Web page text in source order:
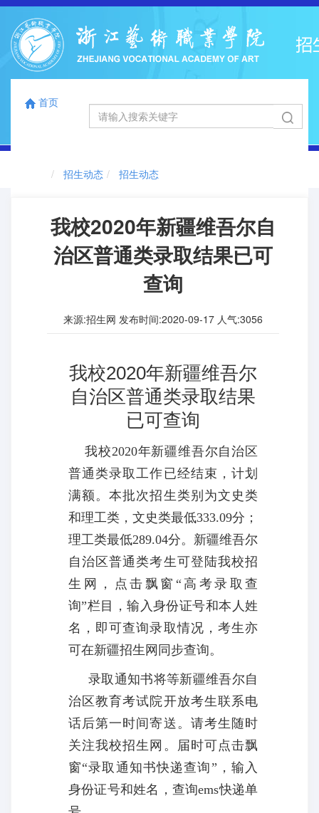
首页
招生动态 招生动态
我校2020年新疆维吾尔自
治区普通类录取结果已可
查询
来源:招生网 发布时间:2020-09-17 人气:3056
我校2020年新疆维吾尔
自治区普通类录取结果
已可查询
我校2020年新疆维吾尔自治区
普通类录取工作已经结束，计划
满额。本批次招生类别为文史类
和理工类，文史类最低333.09分；
理工类最低289.04分。新疆维吾尔
自治区普通类考生可登陆我校招
生网，点击飘窗“高考录取查
询”栏目，输入身份证号和本人姓
名，即可查询录取情况，考生亦
可在新疆招生网 同步查询。
录取通知书将等新疆维吾尔自
治区教育考试院开放考生联系电
话后第一时间寄送。请考生随时
关注我校招生网。届时可点击飘
窗“录取通知书快递查询”，输入
身份证号和姓名，查询ems快递单